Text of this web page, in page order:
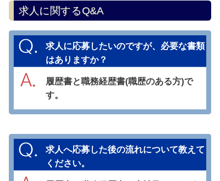
求人に関するQ&A
求人に応募したいのですが、必要な書類
はありますか？
履歴書と職務経歴書(職歴のある方)で
す。
求人へ応募した後の流れについて教えて
ください。